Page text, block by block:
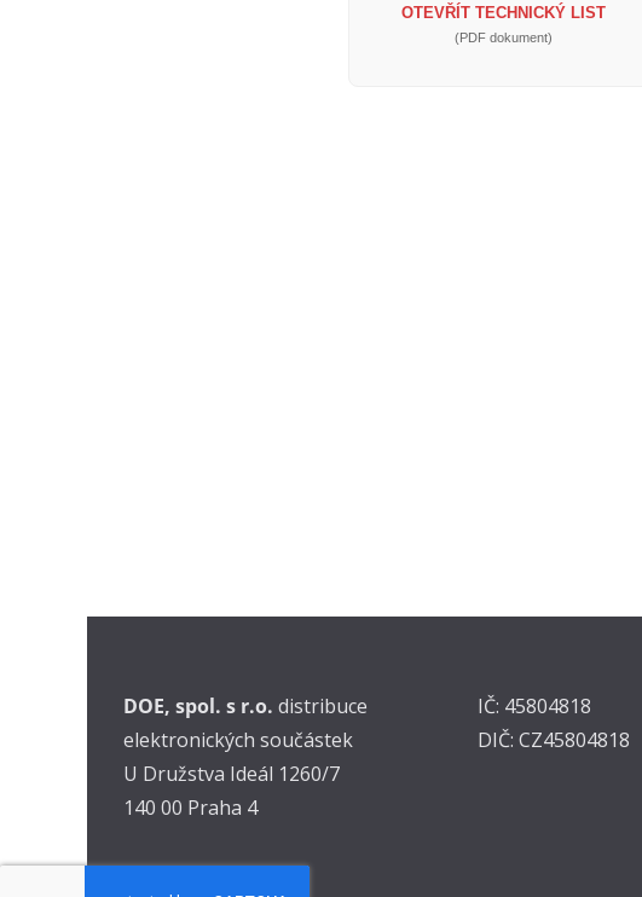
OTEVŘÍT TECHNICKÝ LIST
(PDF dokument)
DOE, spol. s r.o. distribuce
elektronických součástek
U Družstva Ideál 1260/7
140 00 Praha 4
IČ: 45804818
DIČ: CZ45804818